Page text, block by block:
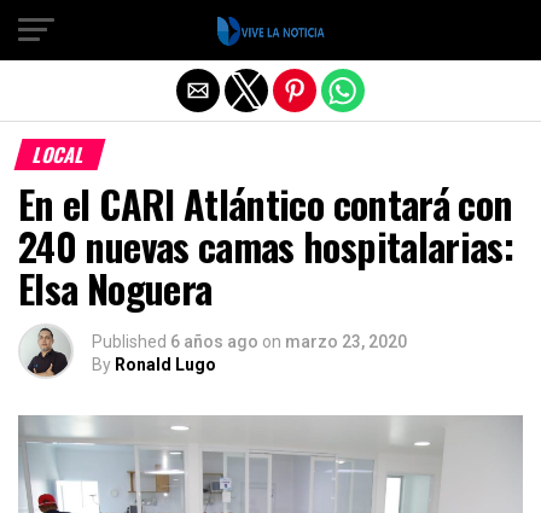
LOCAL
En el CARI Atlántico contará con
240 nuevas camas hospitalarias:
Elsa Noguera
Published 6 años ago on marzo 23, 2020
By Ronald Lugo
Salir de la versión móvil